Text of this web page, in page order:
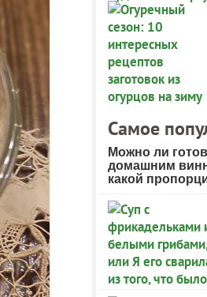
Самое
Можно ли
домашним
какой